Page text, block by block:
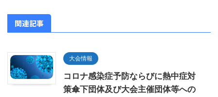
関連記事
大会情報
コロナ感染症予防ならびに熱中症対
策傘下団体及び大会主催団体等への